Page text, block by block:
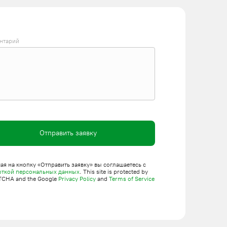
Отправить заявку
на кнопку «Отправить заявку» вы соглашаетесь с
персональных данных. This site is protected by
and the Google Privacy Policy and Terms of Service